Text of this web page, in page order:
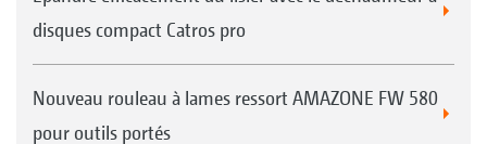
disques compact Catros pro
Nouveau rouleau à lames ressort AMAZONE FW 580
pour outils portés